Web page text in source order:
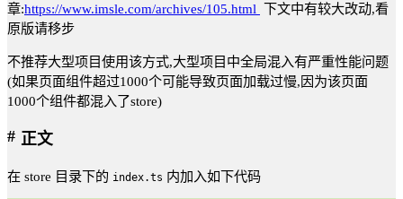
章:https://www.imsle.com/archives/105.html 下文中有较大改动,看
原版请移步
不推荐大型项目使用该方式,大型项目中全局混入有严重性能问题
(如果页面组件超过1000个可能导致页面加载过慢,因为该页面
1000个组件都混入了store)
正文
在 store 目录下的 index.ts 内加入如下代码